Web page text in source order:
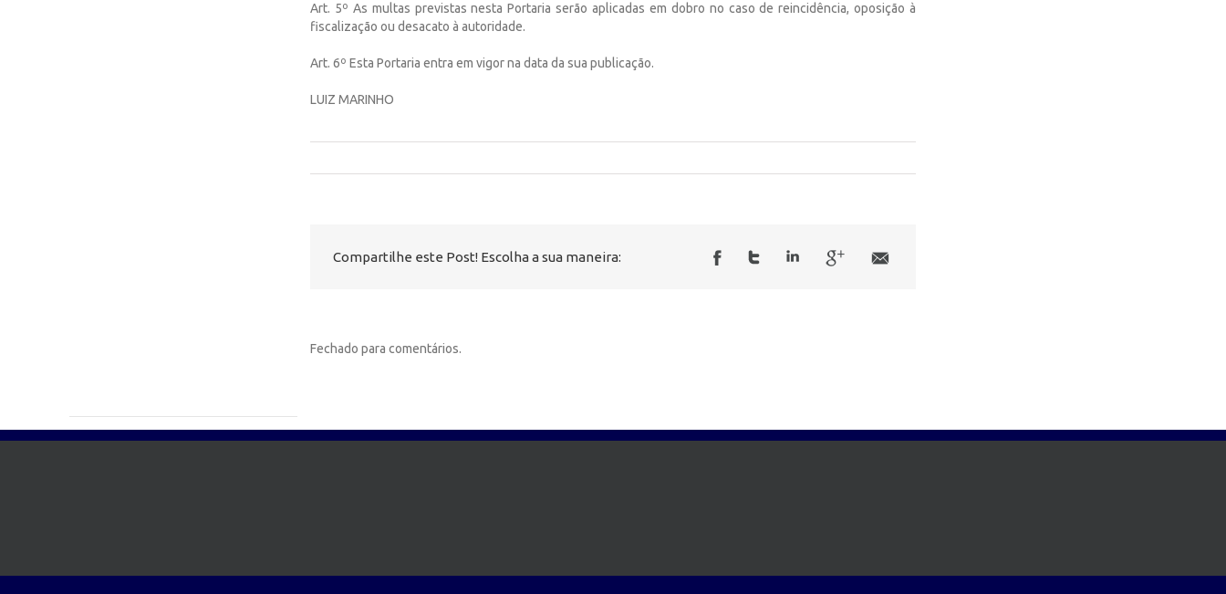
Art. 5º As multas previstas nesta Portaria serão aplicadas em dobro no caso de reincidência, oposição à
fiscalização ou desacato à autoridade.
Art. 6º Esta Portaria entra em vigor na data da sua publicação.
LUIZ MARINHO
Compartilhe este Post! Escolha a sua maneira:
Fechado para comentários.